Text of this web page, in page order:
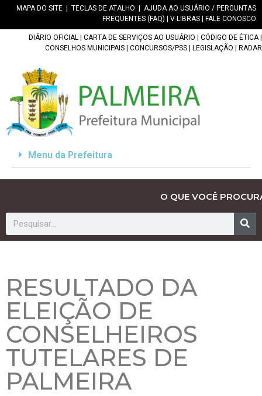
MAPA DO SITE TECLAS DE ATALHO
AJUDA AO USUÁRIO / PERGUNTAS
FREQUENTES (FAQ)
V-LIBRAS FALE CONOSCO
DIÁRIO OFICIAL CARTA DE SERVIÇOS AO USUÁRIO CÓDIGO DE ÉTICA|
CONSELHOS MUNICIPAIS
CONCURSOS/PSS LEGISLAÇÃO RADAR
Menu da Prefeitura
O QUE VOCÊ
RESULTADO DA
ELEIÇÃO DE
CONSELHEIROS
TUTELARES DE
PALMEIRA